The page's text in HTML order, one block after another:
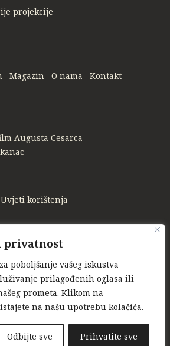
privatnost
poboljšanje vašeg iskustva
prilagođenih oglasa ili
prometa. Klikom na
na našu upotrebu kolačića.
Odbijte sve Prihvatite sve
projekcije
Magazin O nama
Kontakt
Augusta Cesarca
Uvjeti korištenja